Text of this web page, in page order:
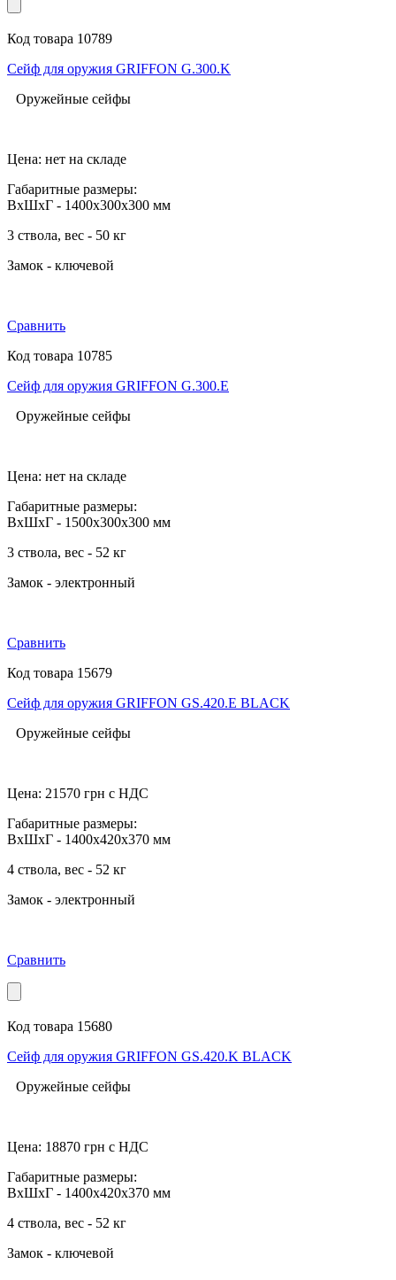
Код товара 10789
Сейф для оружия GRIFFON G.300.K
Оружейные сейфы
Цена: нет на складе
Габаритные размеры:
ВхШхГ - 1400x300x300 мм
3 ствола, вес - 50 кг
Замок - ключевой
Сравнить
Код товара 10785
Сейф для оружия GRIFFON G.300.E
Оружейные сейфы
Цена: нет на складе
Габаритные размеры:
ВхШхГ - 1500x300x300 мм
3 ствола, вес - 52 кг
Замок - электронный
Сравнить
Код товара 15679
Сейф для оружия GRIFFON GS.420.E BLACK
Оружейные сейфы
Цена: 21570 грн с НДС
Габаритные размеры:
ВхШхГ - 1400x420x370 мм
4 ствола, вес - 52 кг
Замок - электронный
Сравнить
Код товара 15680
Сейф для оружия GRIFFON GS.420.K BLACK
Оружейные сейфы
Цена: 18870 грн с НДС
Габаритные размеры:
ВхШхГ - 1400x420x370 мм
4 ствола, вес - 52 кг
Замок - ключевой